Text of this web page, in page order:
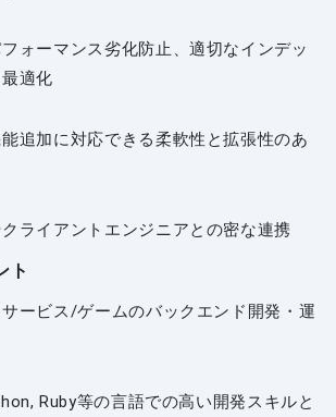
ォーマンス劣化防止、適切なインデッ
適化
追加に対応できる柔軟性と拡張性のあ
ライアントエンジニアとの密な連携
ト
ービス/ゲームのバックエンド開発・運
Ruby等の言語での高い開発スキルと